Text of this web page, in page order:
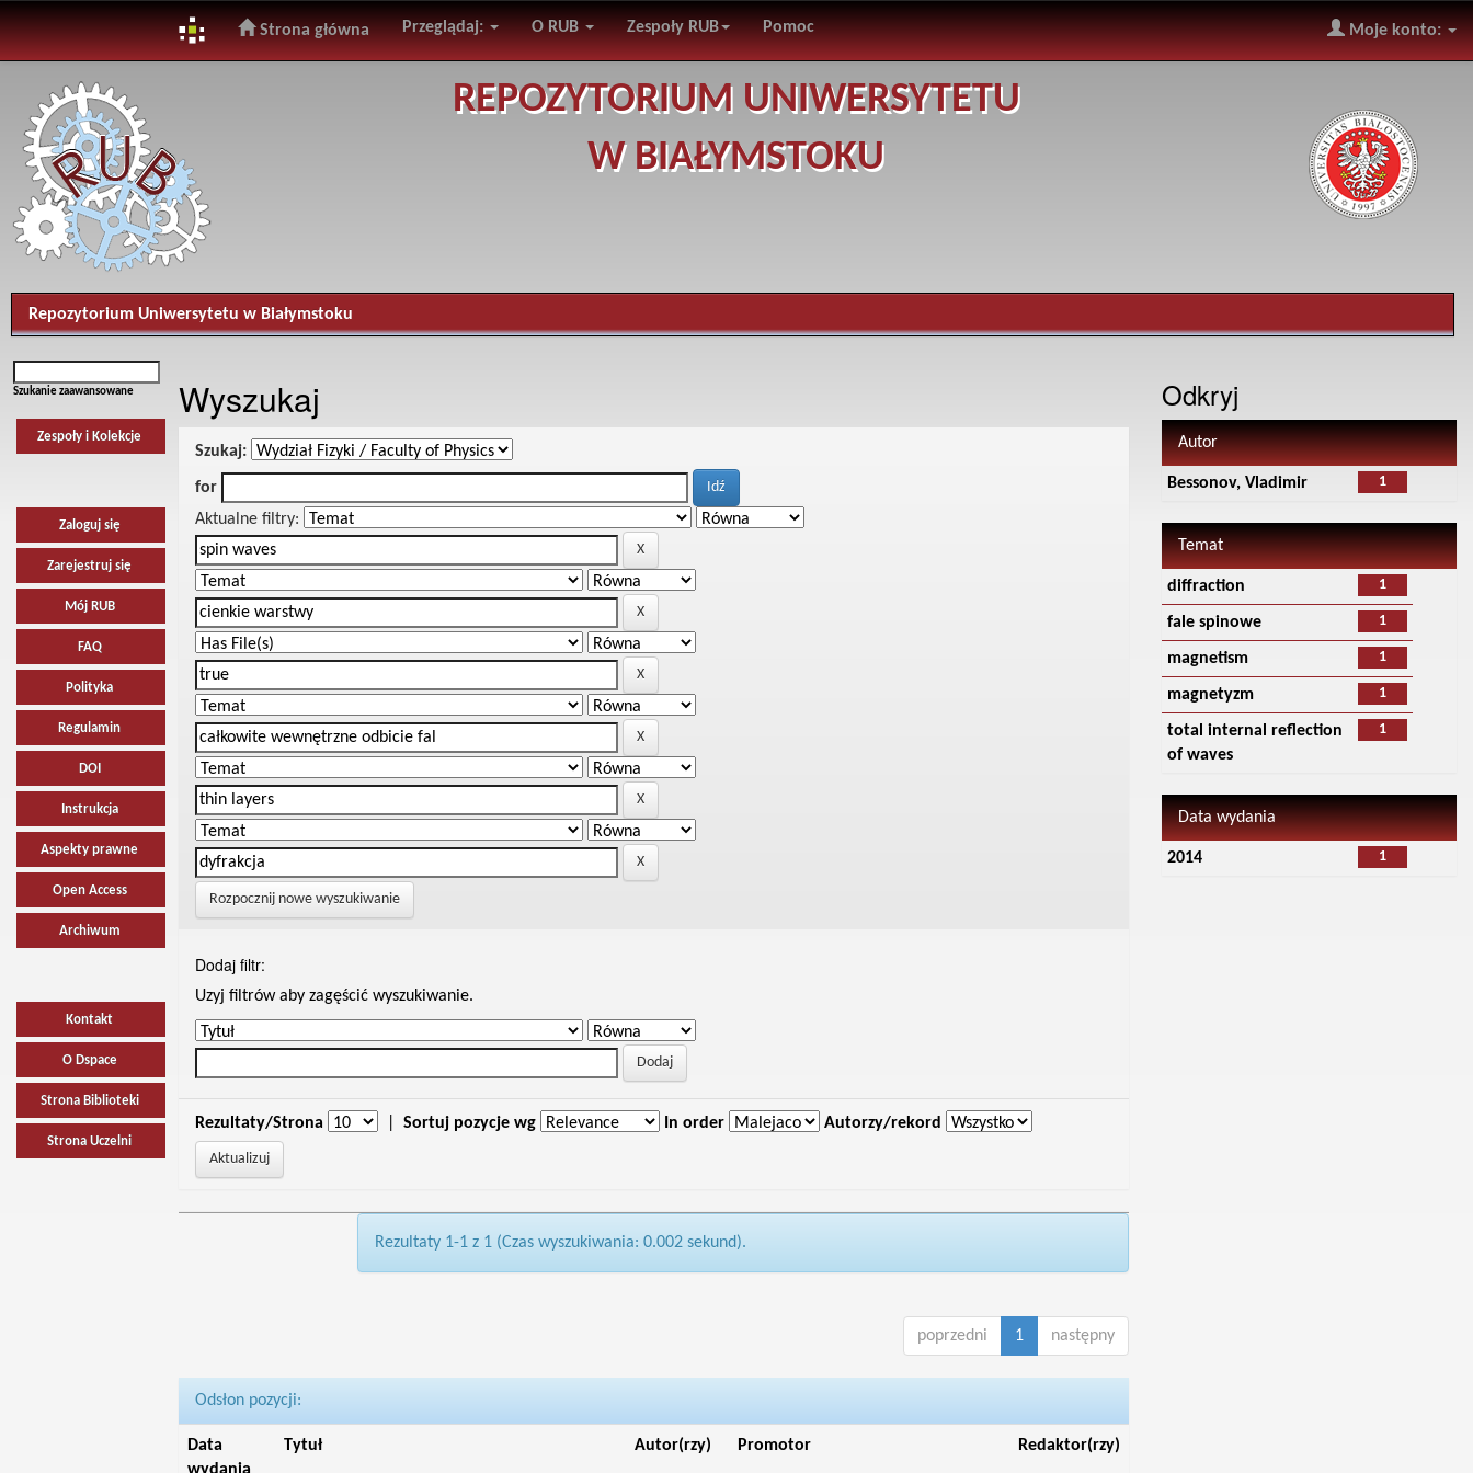
navigation
Strona główna Przeglądaj: O RUB Zespoły RUB Pomoc Moje konto:
REPOZYTORIUM UNIWERSYTETU
W BIAŁYMSTOKU
Repozytorium Uniwersytetu w Białymstoku
Szukanie zaawansowane
Zespoły i Kolekcje
Zaloguj się
Zarejestruj się
Mój RUB
FAQ
Polityka
Regulamin
DOI
Instrukcja
Aspekty prawne
Open Access
Archiwum
Kontakt
O Dspace
Strona Biblioteki
Strona Uczelni
Wyszukaj
Szukaj:
for
Aktualne filtry:
Rozpocznij nowe wyszukiwanie
Dodaj filtr:
Uzyj filtrów aby zagęścić wyszukiwanie.
Rezultaty/Strona Sortuj pozycje wg In order Autorzy/rekord
Rezultaty 1-1 z 1 (Czas wyszukiwania: 0.002 sekund).
poprzedni 1 następny
Odsłon pozycji:
Data
Tytuł Autor(rzy) Promotor Redaktor(rzy)
Odkryj
Autor
1
Bessonov, Vladimir
Temat
1
diffraction
1
fale spinowe
1
magnetism
1
magnetyzm
1
total internal reflection
of waves
Data wydania
1
2014